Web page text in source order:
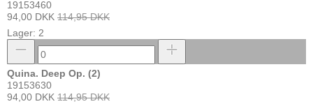
19153460
94,00 DKK 114,95 DKK
Lager: 2
Quina. Deep Op. (2)
19153630
94,00 DKK 114,95 DKK